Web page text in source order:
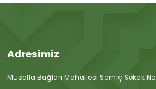
Adresimiz
Musalla Bağları Mahallesi Sarnıç Sokak